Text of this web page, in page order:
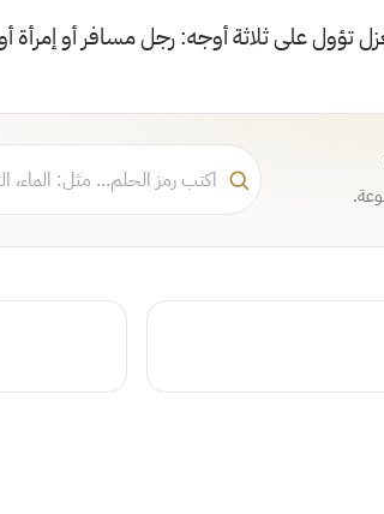
تؤول على ثلاثة أوجه: رجل مسافر أو إمرأة